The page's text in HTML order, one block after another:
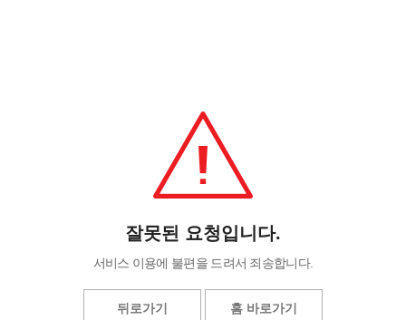
잘못된 요청입니다.
서비스 이용에 불편을 드려서 죄송합니다.
뒤로가기 홈 바로가기